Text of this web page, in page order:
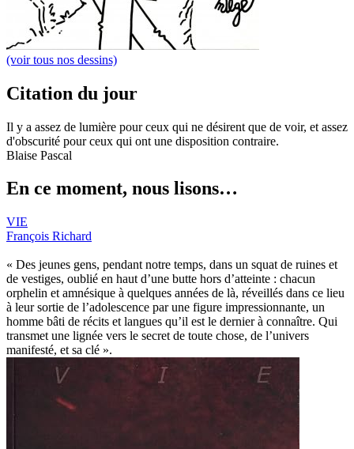
(voir tous nos dessins)
Citation du jour
Il y a assez de lumière pour ceux qui ne désirent que de voir, et assez
d'obscurité pour ceux qui ont une disposition contraire.
Blaise Pascal
En ce moment, nous lisons…
VIE
François Richard
« Des jeunes gens, pendant notre temps, dans un squat de ruines et
de vestiges, oublié en haut d’une butte hors d’atteinte : chacun
orphelin et amnésique à quelques années de là, réveillés dans ce lieu
à leur sortie de l’adolescence par une figure impressionnante, un
homme bâti de récits et langues qu’il est le dernier à connaître. Qui
transmet une lignée vers le secret de toute chose, de l’univers
manifesté, et sa clé ».